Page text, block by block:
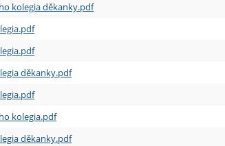
kolegia děkanky.pdf
děkanky.pdf
kolegia.pdf
děkanky.pdf